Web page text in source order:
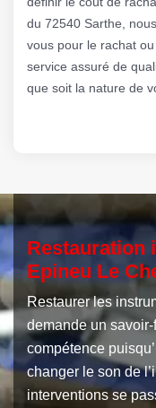
du 72540 Sarthe,
vous pour le rachat
service assuré de
que soit la nature de
Restauration
Epineu Le
Restaurer les
demande un
compétence
changer le son de
interventions se